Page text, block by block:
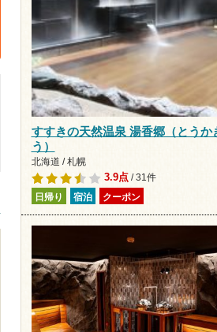
すすきの天然温泉 湯香郷（とうか
う）
北海道 / 札幌
3.9点/ 31件
日帰り 宿泊 クーポン